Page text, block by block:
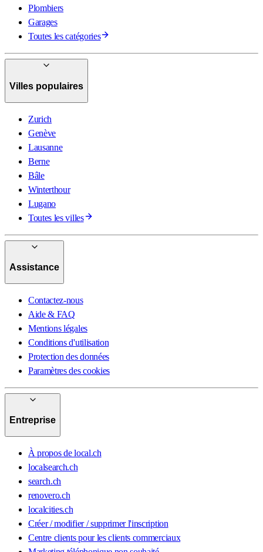
Plombiers
Garages
Toutes les catégories
Villes populaires
Zurich
Genève
Lausanne
Berne
Bâle
Winterthour
Lugano
Toutes les villes
Assistance
Contactez-nous
Aide & FAQ
Mentions légales
Conditions d'utilisation
Protection des données
Paramètres des cookies
Entreprise
À propos de local.ch
localsearch.ch
search.ch
renovero.ch
localcities.ch
Créer / modifier / supprimer l'inscription
Centre clients pour les clients commerciaux